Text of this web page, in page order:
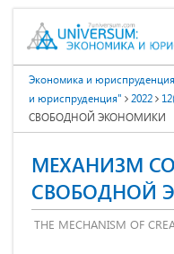
Экономика и юриспруденция
и юриспруденция"
2022
СВОБОДНОЙ ЭКОНОМИКИ
МЕХАНИЗМ
СВОБОДНОЙ
THE MECHANISM OF